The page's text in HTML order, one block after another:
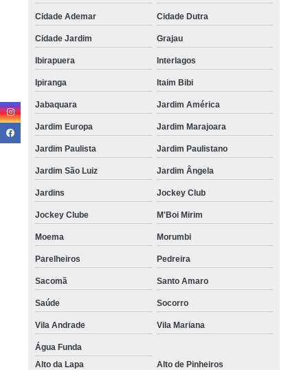
Cidade Ademar Cidade Dutra
Cidade Jardim Grajau
Ibirapuera Interlagos
Ipiranga Itaim Bibi
Jabaquara Jardim América
Jardim Europa Jardim Marajoara
Jardim Paulista Jardim Paulistano
Jardim São Luiz Jardim Ângela
Jardins Jockey Club
Jockey Clube M'Boi Mirim
Moema Morumbi
Parelheiros Pedreira
Sacomã Santo Amaro
Saúde Socorro
Vila Andrade Vila Mariana
Água Funda
Alto da Lapa
Alto de Pinheiros